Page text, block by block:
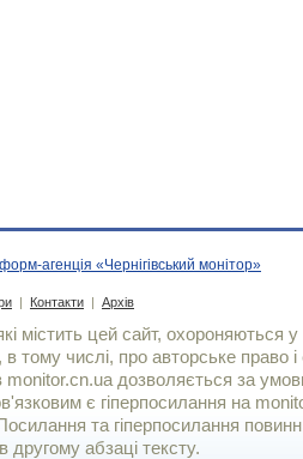
агенція «Чернігівський монітор»
| Контакти | Архів
містить цей сайт, охороняються у
тому числі, про авторське право і
monitor.cn.ua дозволяється за
є гiперпосилання на
та гіперпосилання
абзаці тексту.